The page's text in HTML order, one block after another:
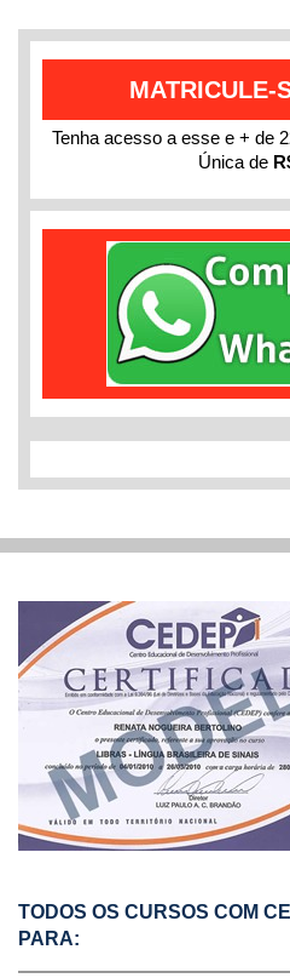
MATRICULE-
Tenha acesso a esse e + de
Única de
TODOS OS CURSOS COM
PARA: